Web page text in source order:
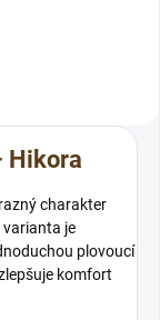
Hikora
charakter
varianta je
plovoucí
komfort